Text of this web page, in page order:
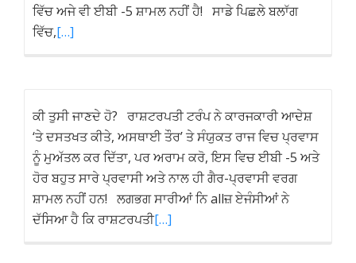
ਵਿੱਚ ਅਜੇ ਵੀ ਈਬੀ -5 ਸ਼ਾਮਲ ਨਹੀਂ ਹੈ! ਸਾਡੇ ਪਿਛਲੇ ਬਲਾੱਗ
ਵਿੱਚ,[…]
ਕੀ ਤੁਸੀ ਜਾਣਦੇ ਹੋ? ਰਾਸ਼ਟਰਪਤੀ ਟਰੰਪ ਨੇ ਕਾਰਜਕਾਰੀ ਆਦੇਸ਼
‘ਤੇ ਦਸਤਖਤ ਕੀਤੇ, ਅਸਥਾਈ ਤੌਰ’ ਤੇ ਸੰਯੁਕਤ ਰਾਜ ਵਿਚ ਪ੍ਰਵਾਸ
ਨੂੰ ਮੁਅੱਤਲ ਕਰ ਦਿੱਤਾ, ਪਰ ਅਰਾਮ ਕਰੋ, ਇਸ ਵਿਚ ਈਬੀ -5 ਅਤੇ
ਹੋਰ ਬਹੁਤ ਸਾਰੇ ਪ੍ਰਵਾਸੀ ਅਤੇ ਨਾਲ ਹੀ ਗੈਰ-ਪ੍ਰਵਾਸੀ ਵਰਗ
ਸ਼ਾਮਲ ਨਹੀਂ ਹਨ! ਲਗਭਗ ਸਾਰੀਆਂ ਨਿ allਜ਼ ਏਜੰਸੀਆਂ ਨੇ
ਦੱਸਿਆ ਹੈ ਕਿ ਰਾਸ਼ਟਰਪਤੀ[…]